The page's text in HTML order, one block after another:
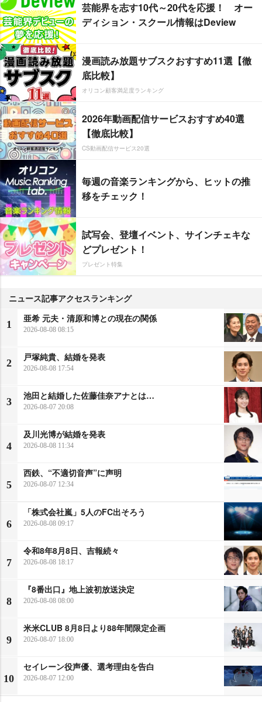
芸能界を志す10代～20代を応援！ オー
ディション・スクール情報はDeview
漫画読み放題サブスクおすすめ11選【徹
底比較】
オリコン顧客満足度ランキング
2026年動画配信サービスおすすめ40選
【徹底比較】
CS動画配信サービス20選
毎週の音楽ランキングから、ヒットの推
移をチェック！
試写会、登壇イベント、サインチェキな
どプレゼント！
プレゼント特集
ニュース記事アクセスランキング
1
亜希 元夫・清原和博との現在の関係
2026-08-08 08:15
2
戸塚純貴、結婚を発表
2026-08-08 17:54
3
池田と結婚した佐藤佳奈アナとは…
2026-08-07 20:08
4
及川光博が結婚を発表
2026-08-08 11:34
5
西鉄、“不適切音声”に声明
2026-08-07 12:34
6
「株式会社嵐」5人のFC出そろう
2026-08-08 09:17
7
令和8年8月8日、吉報続々
2026-08-08 18:17
8
『8番出口』地上波初放送決定
2026-08-08 08:00
9
米米CLUB 8月8日より88年間限定企画
2026-08-07 18:00
10
セイレーン役声優、選考理由を告白
2026-08-07 12:00